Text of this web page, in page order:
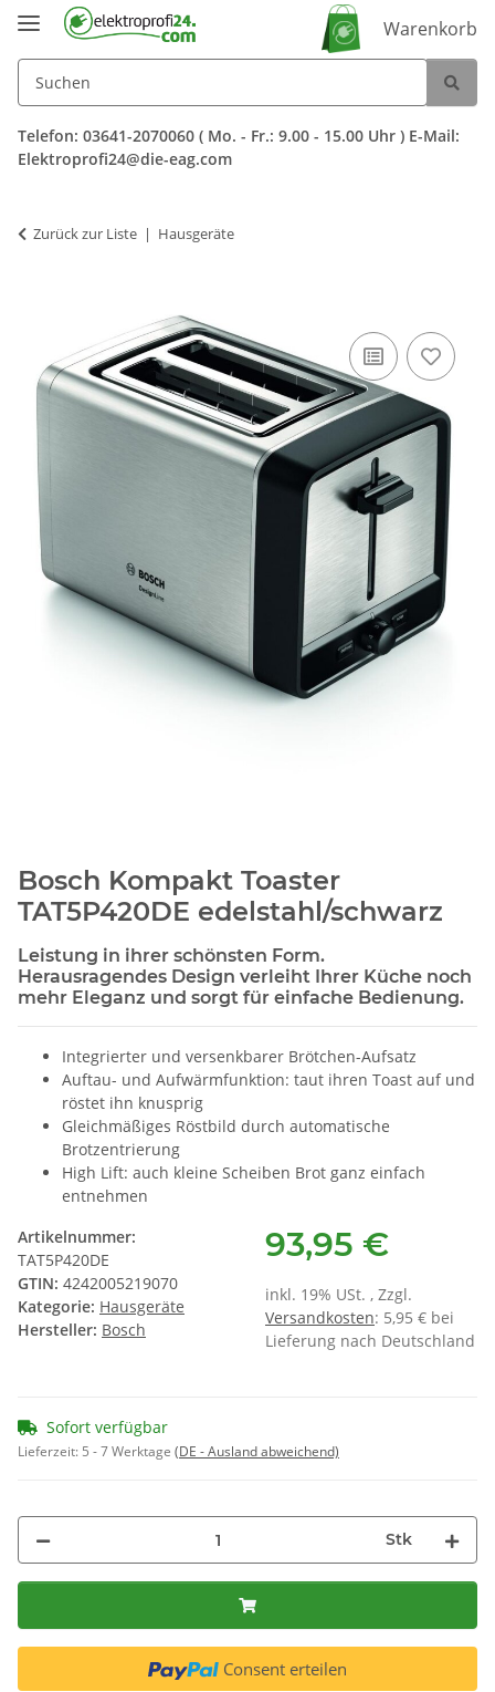
Warenkorb
Telefon: 03641-2070060 ( Mo. - Fr.: 9.00 - 15.00 Uhr ) E-Mail:
Elektroprofi24@die-eag.com
Zurück zur Liste Hausgeräte
Bosch Kompakt Toaster
TAT5P420DE edelstahl/schwarz
Leistung in ihrer schönsten Form.
Herausragendes Design verleiht Ihrer Küche noch
mehr Eleganz und sorgt für einfache Bedienung.
Integrierter und versenkbarer Brötchen-Aufsatz
Auftau- und Aufwärmfunktion: taut ihren Toast auf und
röstet ihn knusprig
Gleichmäßiges Röstbild durch automatische
Brotzentrierung
High Lift: auch kleine Scheiben Brot ganz einfach
entnehmen
Artikelnummer:
TAT5P420DE
GTIN: 4242005219070
Kategorie: Hausgeräte
Hersteller: Bosch
93,95 €
inkl. 19% USt. , Zzgl.
Versandkosten: 5,95 € bei
Lieferung nach Deutschland
Sofort verfügbar
Lieferzeit: 5 - 7 Werktage (DE - Ausland abweichend)
Stk
Consent erteilen